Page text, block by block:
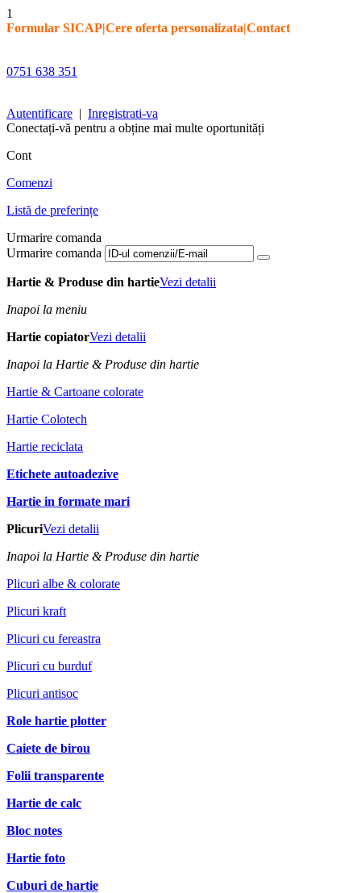
1
Formular SICAP|Cere oferta personalizata|Contact
0751 638 351
Autentificare | Inregistrati-va
Conectați-vă pentru a obține mai multe oportunități
Cont
Comenzi
Listă de preferințe
Urmarire comanda
Urmarire comanda
Hartie & Produse din hartieVezi detalii
Inapoi la meniu
Hartie copiatorVezi detalii
Inapoi la Hartie & Produse din hartie
Hartie & Cartoane colorate
Hartie Colotech
Hartie reciclata
Etichete autoadezive
Hartie in formate mari
PlicuriVezi detalii
Inapoi la Hartie & Produse din hartie
Plicuri albe & colorate
Plicuri kraft
Plicuri cu fereastra
Plicuri cu burduf
Plicuri antisoc
Role hartie plotter
Caiete de birou
Folii transparente
Hartie de calc
Bloc notes
Hartie foto
Cuburi de hartie